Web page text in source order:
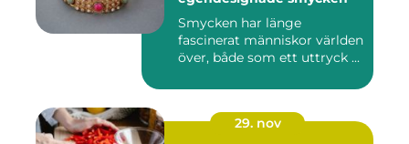
Smycken har länge
fascinerat människor världen
över, både som ett uttryck ...
29. nov